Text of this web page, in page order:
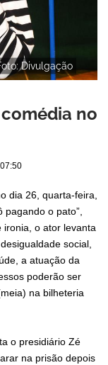
Divulgação
no
dia 26, quarta-feira,
pagando o pato”,
ironia, o ator levanta
social,
a atuação da
poderão ser
na bilheteria
o presidiário Zé
na prisão depois